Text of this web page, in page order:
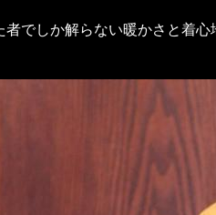
者でしか解らない暖かさと着心